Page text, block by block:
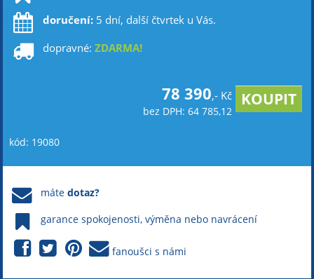
doručení: 5 dní, další čtvrtek u Vás.
dopravné: ZDARMA!
78 390,- Kč
bez DPH: 64 785,12
kód: 19080
mátedotaz?
garance spokojenosti, výměna nebo navrácení
fanoušci s námi